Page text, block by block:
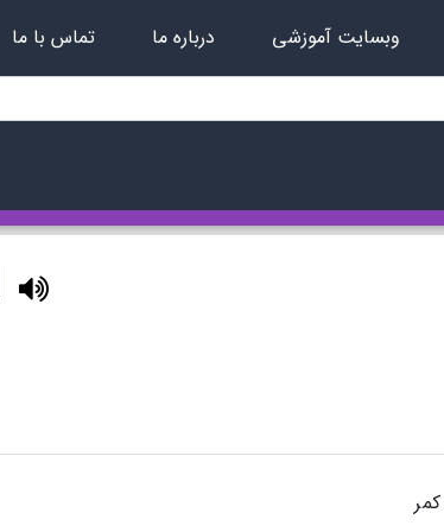
وبسایت آموزشی درباره ما تماس با ما